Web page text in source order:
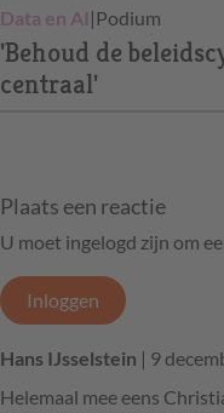
Data en AI |Podium
'Behoud de
centraal'
Plaats een reactie
U moet ingelogd zijn om
Inloggen
Hans IJsselstein | 9
Helemaal mee eens